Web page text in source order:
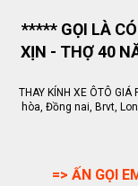
***** GỌI LÀ
XỊN - THỢ 40
THAY KÍNH XE ÔTÔ
hòa, Đồng nai, Brvt,
=> ẤN GỌI